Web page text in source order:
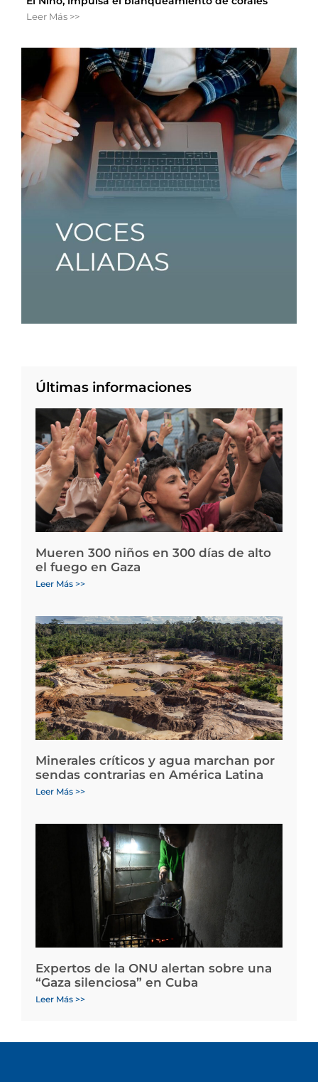
Leer Más >>
Últimas informaciones
Mueren 300 niños en 300 días de alto
el fuego en Gaza
Leer Más >>
Minerales críticos y agua marchan por
sendas contrarias en América Latina
Leer Más >>
Expertos de la ONU alertan sobre una
“Gaza silenciosa” en Cuba
Leer Más >>